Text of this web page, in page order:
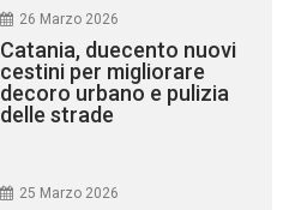
26 Marzo 2026
Catania, duecento nuovi
cestini per migliorare
decoro urbano e pulizia
delle strade
25 Marzo 2026